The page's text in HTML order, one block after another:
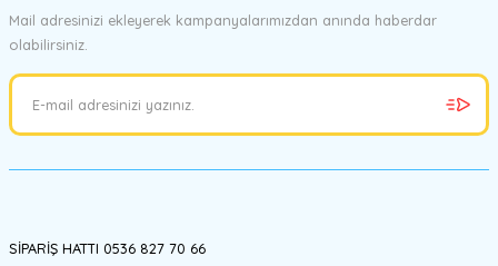
Mail adresinizi ekleyerek kampanyalarımızdan anında haberdar
olabilirsiniz.
SİPARİŞ HATTI 0536 827 70 66